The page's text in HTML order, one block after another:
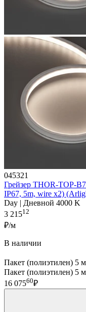
045321
Грейзер THOR-TOP-
IP67, 5m, wire x2)
Day | Дневной 4000 K
3 21512
₽/м
В наличии
Пакет (полиэтилен) 5
Пакет (полиэтилен) 5 м
16 07560₽